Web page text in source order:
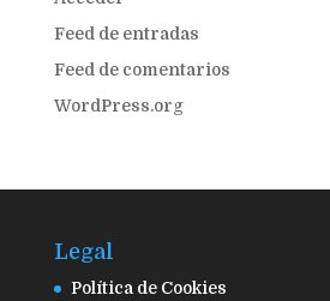
Feed de entradas
Feed de comentarios
WordPress.org
Legal
Política de Cookies